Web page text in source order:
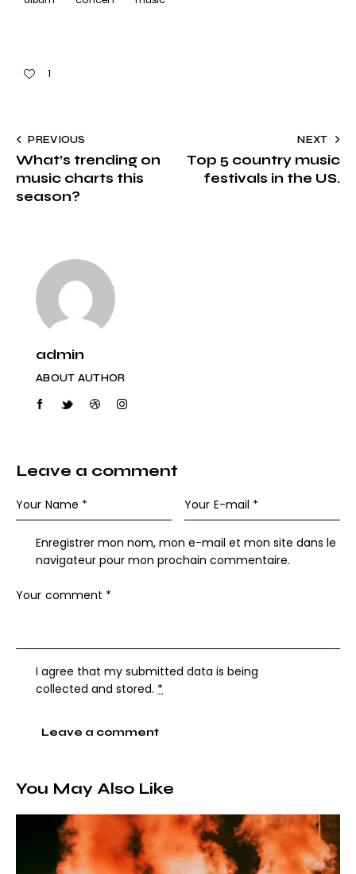
1
PREVIOUS
What’s trending on
music charts this
season?
NEXT
Top 5 country music
festivals in the US.
admin
ABOUT AUTHOR
Leave a comment
Enregistrer mon nom, mon e-mail et mon site dans le
navigateur pour mon prochain commentaire.
I agree that my submitted data is being
collected and stored. *
You May Also Like